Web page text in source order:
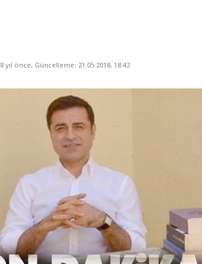
8 yıl önce, Güncelleme: 21.05.2018, 18:42